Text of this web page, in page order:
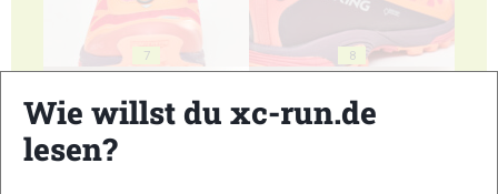
7 8
Wie willst du xc-run.de
lesen?